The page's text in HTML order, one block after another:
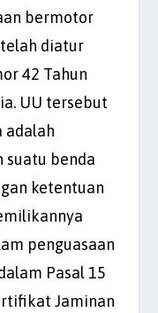
bermotor
diatur
42 Tahun
UU tersebut
adalah
suatu benda
ketentuan
penguasaan
Pasal 15
Jaminan